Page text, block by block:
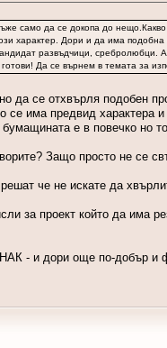
само да се докопа до
характер. Дори и да има
развъдчици,
Да се върнем в темата за
да се отхвърля подобен
се има предвид
е в повечко но
Защо просто не се
че не искате да
за проект който да има
- и дори още по-добър и